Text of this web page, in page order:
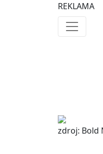
REKLAMA
zdroj: Bold